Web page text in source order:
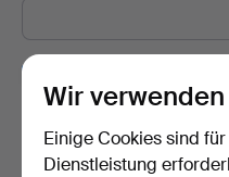
Mit u. a. Expertentipps,
Sie können das Abonnement
nicht mehr interessiert sind.
Wir
Einige Cookies sind
Dienstleistung